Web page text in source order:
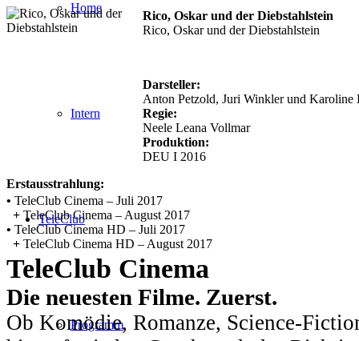
Home
Intern
TeleClub
Programm
Rico, Oskar und der Diebstahlstein
Rico, Oskar und der Diebstahlstein
Darsteller:
Anton Petzold, Juri Winkler und Karoline
Regie:
Neele Leana Vollmar
Produktion:
DEU I 2016
Erstausstrahlung:
• TeleClub Cinema – Juli 2017
+ TeleClub Cinema – August 2017
• TeleClub Cinema HD – Juli 2017
+ TeleClub Cinema HD – August 2017
TeleClub Cinema
Die neuesten Filme. Zuerst.
Ob Komödie, Romanze, Science-